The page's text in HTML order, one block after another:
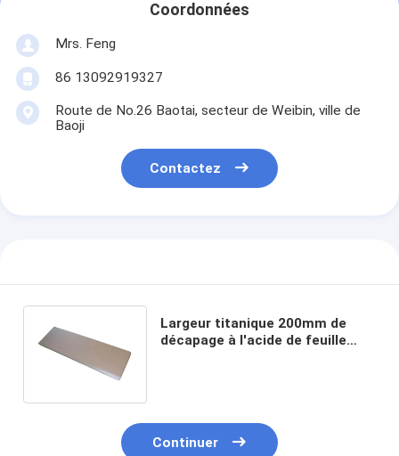
Coordonnées
Mrs. Feng
86 13092919327
Route de No.26 Baotai, secteur de Weibin, ville de
Baoji
Contactez
Largeur titanique 200mm de
décapage à l'acide de feuille
Continuer